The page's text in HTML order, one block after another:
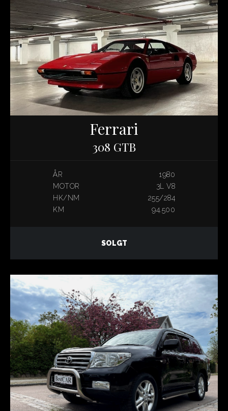
Ferrari
308 GTB
ÅR
1980
MOTOR
3L V8
HK/NM
255/284
KM
94.500
SOLGT